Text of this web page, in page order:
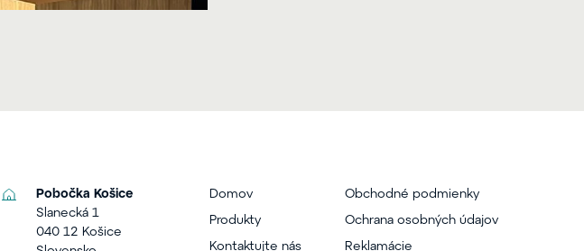
Pobočka Košice
Slanecká 1
040 12 Košice
Domov
Produkty
Kontaktujte nás
Obchodné podmienky
Ochrana osobných údajov
Reklamácie